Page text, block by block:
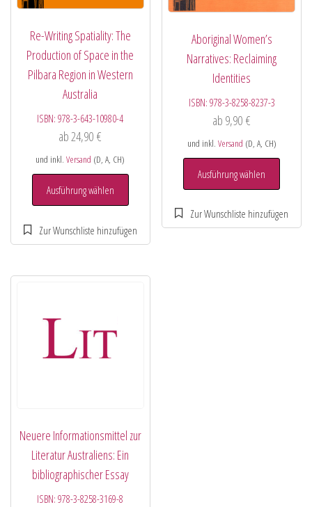
Re-Writing Spatiality: The
Production of Space in the
Pilbara Region in Western
Australia
ISBN:978-3-643-10980-4
ab24,90€
und inkl.Versand (D, A, CH)
Ausführung wählen
Aboriginal Women’s
Narratives: Reclaiming
Identities
ISBN: 978-3-8258-8237-3
ab 9,90€
und inkl. Versand (D, A, CH)
Ausführung wählen
Neuere Informationsmittel zur
Literatur Australiens: Ein
bibliographischer Essay
ISBN:978-3-8258-3169-8